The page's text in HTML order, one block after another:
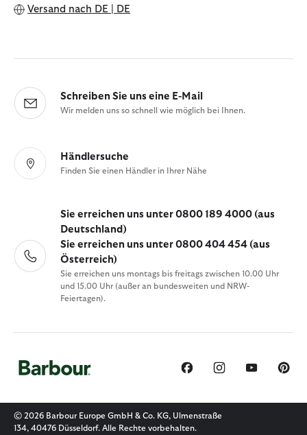
Versand nach DE | DE
Schreiben Sie uns eine E-Mail
Wir melden uns so schnell wie möglich bei Ihnen.
Händlersuche
Finden Sie einen Händler in Ihrer Nähe
Sie erreichen uns unter 0800 189 4000 (aus
Deutschland)
Sie erreichen uns unter 0800 404 454 (aus
Österreich)
Sie erreichen uns montags bis freitags zwischen 10.00 Uhr
und 15.00 Uhr (außer an bundesweiten und NRW-
Feiertagen).
© 2026 Barbour Europe GmbH & Co. KG, Ulmenstraße
134, 40476 Düsseldorf. Alle Rechte vorbehalten.